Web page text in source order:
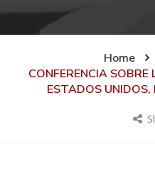
Home
CONFERENCIA SOBRE
ESTADOS UNIDOS,